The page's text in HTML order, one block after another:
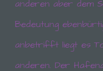
anderen aber dem
Bedeutung
anbetrifft liegt es
anderen. Der